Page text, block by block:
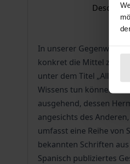
In unserer Gegenwart
konkret die Mittel zu
unter dem Titel „Alles
Wissens tun können, in
ausgehend, dessen
angesichts des
umfasst eine Reihe von
bekannten Schriften
Spanisch publiziertes